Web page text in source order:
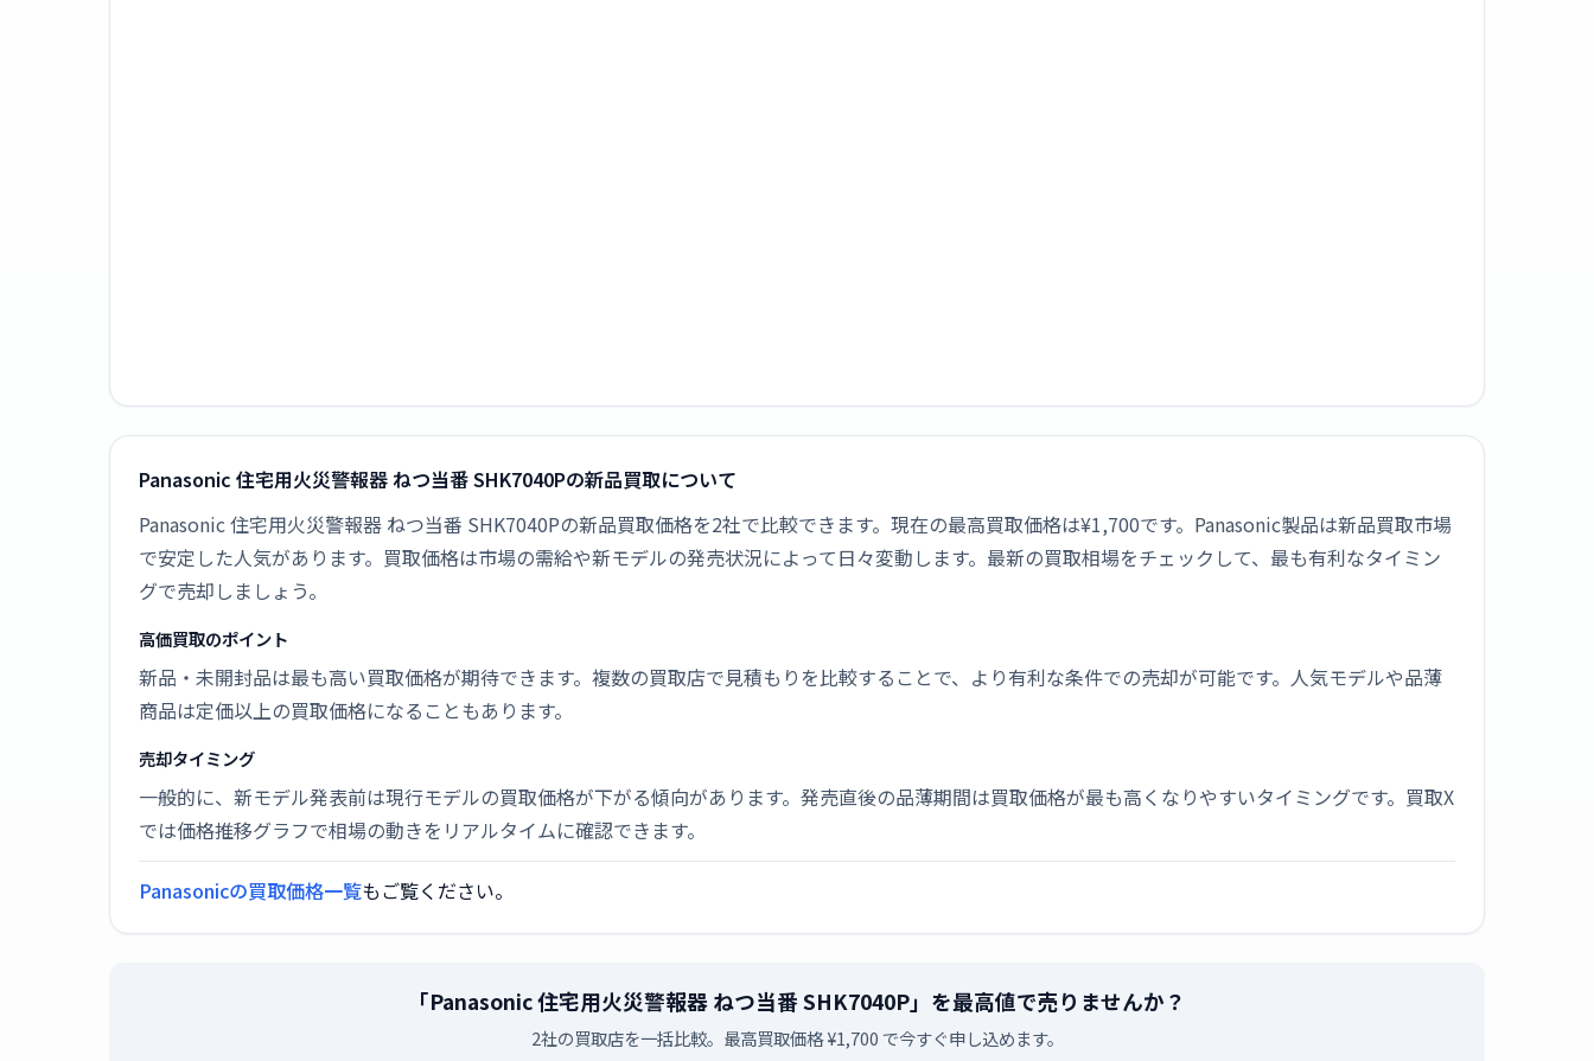
Panasonic 住宅用火災警報器 ねつ当番 SHK7040Pの新品買取について
Panasonic 住宅用火災警報器 ねつ当番 SHK7040Pの新品買取価格を2社で比較できます。現在の最高買取価格は¥1,700です。Panasonic製品は新品買取市場
で安定した人気があります。買取価格は市場の需給や新モデルの発売状況によって日々変動します。最新の買取相場をチェックして、最も有利なタイミン
グで売却しましょう。
高価買取のポイント
新品・未開封品は最も高い買取価格が期待できます。複数の買取店で見積もりを比較することで、より有利な条件での売却が可能です。人気モデルや品薄
商品は定価以上の買取価格になることもあります。
売却タイミング
一般的に、新モデル発表前は現行モデルの買取価格が下がる傾向があります。発売直後の品薄期間は買取価格が最も高くなりやすいタイミングです。買取X
では価格推移グラフで相場の動きをリアルタイムに確認できます。
Panasonicの買取価格一覧もご覧ください。
「Panasonic 住宅用火災警報器 ねつ当番 SHK7040P」を最高値で売りませんか？
2社の買取店を一括比較。最高買取価格 ¥1,700 で今すぐ申し込めます。